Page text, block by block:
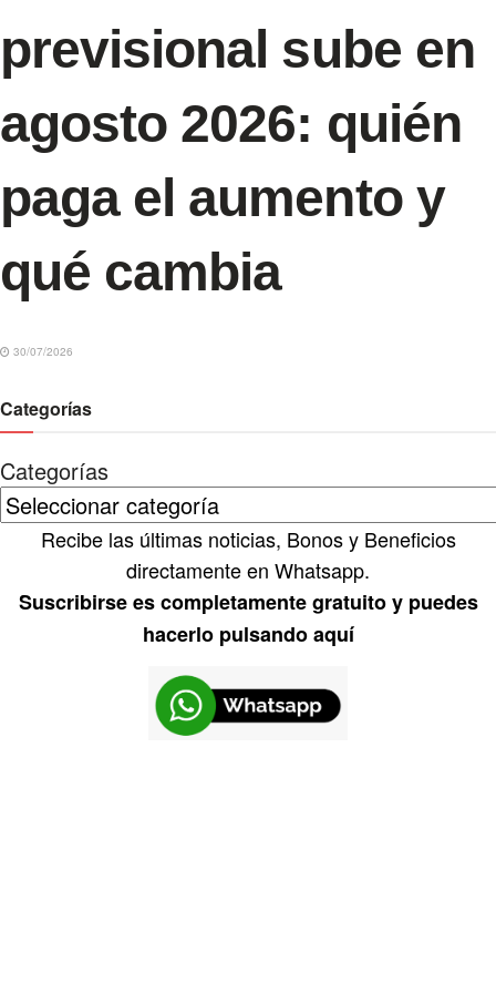
previsional sube en
agosto 2026: quién
paga el aumento y
qué cambia
30/07/2026
Categorías
Categorías
Recibe las últimas noticias, Bonos y Beneficios
directamente en Whatsapp.
Suscribirse es completamente gratuito y puedes
hacerlo pulsando aquí